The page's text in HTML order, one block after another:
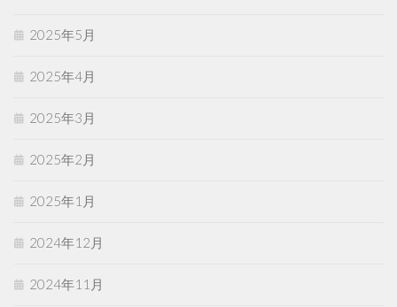
2025年5月
2025年4月
2025年3月
2025年2月
2025年1月
2024年12月
2024年11月